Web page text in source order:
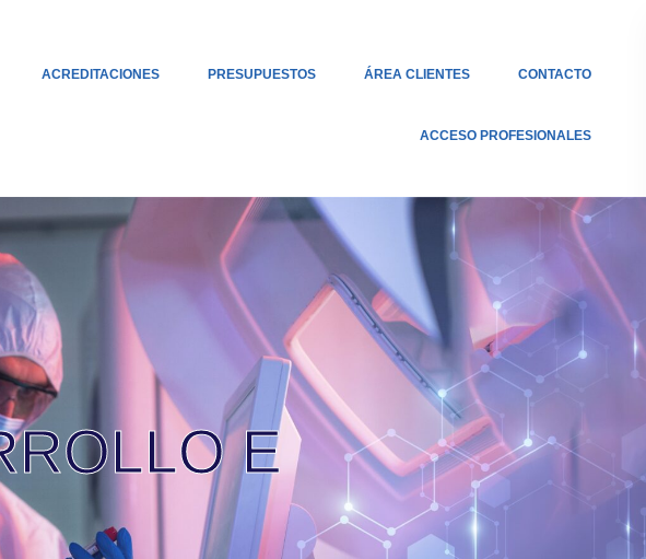
ACREDITACIONES PRESUPUESTOS ÁREA CLIENTES CONTACTO
ACCESO PROFESIONALES
E